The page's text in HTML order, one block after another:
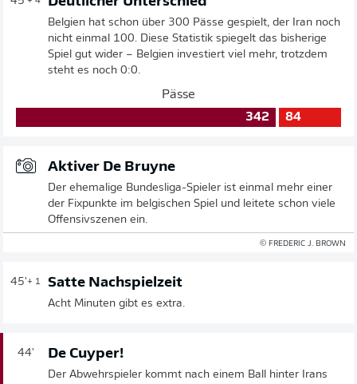
Belgien hat schon über 300 Pässe gespielt, der Iran noch
nicht einmal 100. Diese Statistik spiegelt das bisherige
Spiel gut wider – Belgien investiert viel mehr, trotzdem
steht es noch 0:0.
Pässe
342
84
Aktiver De Bruyne
Der ehemalige Bundesliga-Spieler ist einmal mehr einer
der Fixpunkte im belgischen Spiel und leitete schon viele
Offensivszenen ein.
© FREDERIC J. BROWN
45'+ 1 Satte Nachspielzeit
Acht Minuten gibt es extra.
44' De Cuyper!
Der Abwehrspieler kommt nach einem Ball hinter Irans